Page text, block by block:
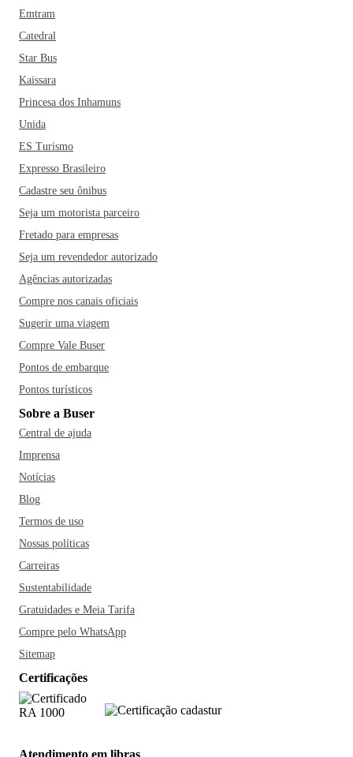
Emtram
Catedral
Star Bus
Kaissara
Princesa dos Inhamuns
Unida
ES Turismo
Expresso Brasileiro
Cadastre seu ônibus
Seja um motorista parceiro
Fretado para empresas
Seja um revendedor autorizado
Agências autorizadas
Compre nos canais oficiais
Sugerir uma viagem
Compre Vale Buser
Pontos de embarque
Pontos turísticos
Sobre a Buser
Central de ajuda
Imprensa
Notícias
Blog
Termos de uso
Nossas políticas
Carreiras
Sustentabilidade
Gratuidades e Meia Tarifa
Compre pelo WhatsApp
Sitemap
Certificações